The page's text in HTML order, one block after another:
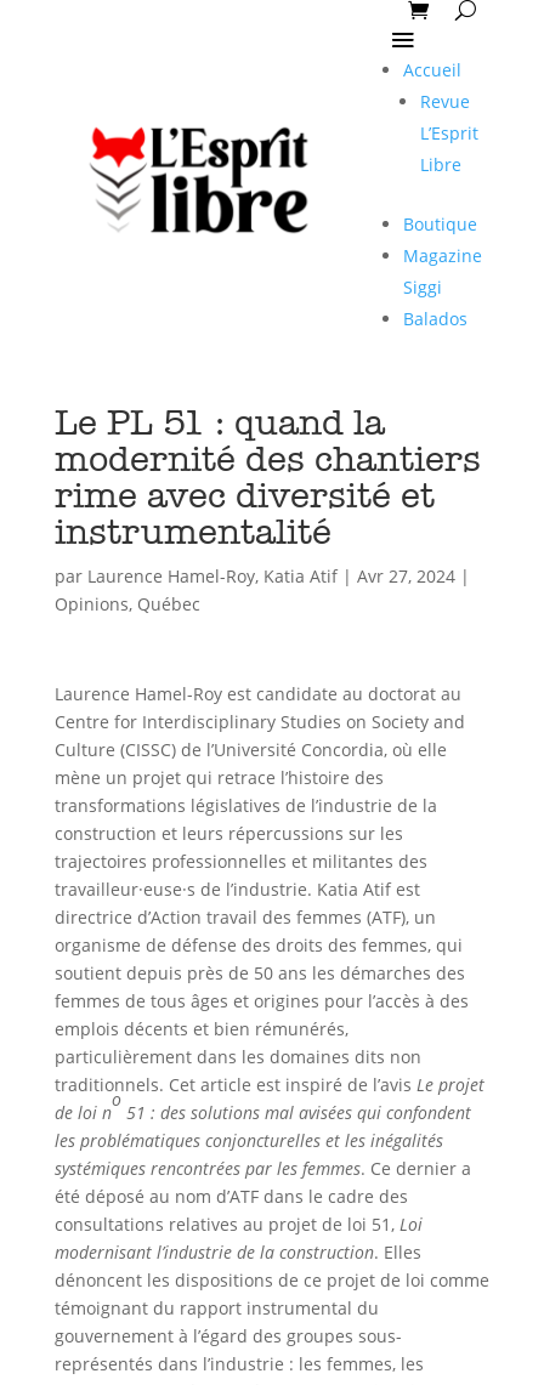
Accueil
Revue
L’Esprit
Libre
Boutique
Magazine
Siggi
Balados
Le PL 51 : quand la
modernité des chantiers
rime avec diversité et
instrumentalité
par Laurence Hamel-Roy, Katia Atif| Avr 27, 2024|
Opinions, Québec
Laurence Hamel-Roy est candidate au doctorat au
Centre for Interdisciplinary Studies on Society and
Culture (CISSC) de l’Université Concordia, où elle
mène un projet qui retrace l’histoire des
transformations législatives de l’industrie de la
construction et leurs répercussions sur les
trajectoires professionnelles et militantes des
travailleur·euse·s de l’industrie. Katia Atif est
directrice d’Action travail des femmes (ATF), un
organisme de défense des droits des femmes, qui
soutient depuis près de 50 ans les démarches des
femmes de tous âges et origines pour l’accès à des
emplois décents et bien rémunérés,
particulièrement dans les domaines dits non
traditionnels. Cet article est inspiré de l’avis Le projet
de loi n
o
51 : des solutions mal avisées qui confondent
les problématiques conjoncturelles et les inégalités
systémiques rencontrées par les femmes. Ce dernier a
été déposé au nom d’ATF dans le cadre des
consultations relatives au projet de loi 51, Loi
modernisant l’industrie de la construction. Elles
dénoncent les dispositions de ce projet de loi comme
témoignant du rapport instrumental du
gouvernement à l’égard des groupes sous-
représentés dans l’industrie : les femmes, les